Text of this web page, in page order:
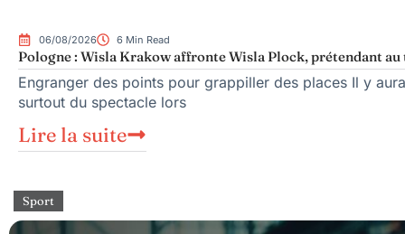
06/08/2026 6 Min Read
Pologne : Wisla Krakow affronte Wisla Plock, prétendant
Engranger des points pour grappiller des places Il y
surtout du spectacle lors
Lire la suite
Sport